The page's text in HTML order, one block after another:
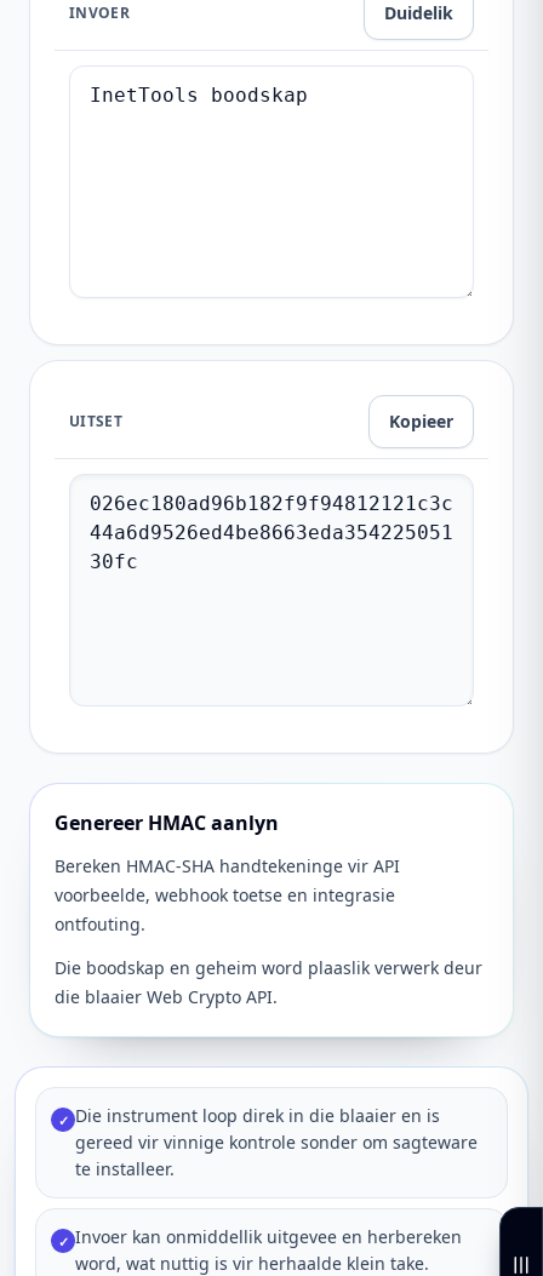
INVOER Duidelik
UITSET Kopieer
Genereer HMAC aanlyn
Bereken HMAC-SHA handtekeninge vir API
voorbeelde, webhook toetse en integrasie
ontfouting.
Die boodskap en geheim word plaaslik verwerk deur
die blaaier Web Crypto API.
✓ Die instrument loop direk in die blaaier en is
gereed vir vinnige kontrole sonder om sagteware
te installeer.
✓ Invoer kan onmiddellik uitgevee en herbereken
word, wat nuttig is vir herhaalde klein take.